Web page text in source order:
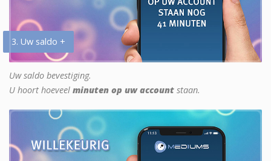
3. Uw saldo +
Uw saldo bevestiging.
U hoort hoeveel minuten op uw account staan.